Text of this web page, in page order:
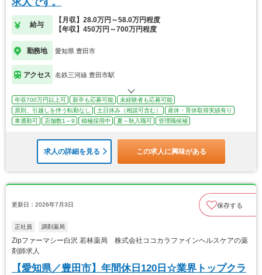
給与
【月収】28.0万円～58.0万円程度
【年収】450万円～700万円程度
勤務地 愛知県 豊田市
アクセス 名鉄三河線 豊田市駅
年収700万円以上可 新卒も応募可能
未経験者も応募可能
原則、引越しを伴う転勤なし
土日休み（相談可含む）
産休・育休取得実績有り
車通勤可
店舗数1～9 積極採用中 夏～秋入職可 管理職候補
求人の詳細を見る この求人に興味がある
更新日：2026年7月3日 保存する
正社員 調剤薬局
Zipファーマシー白沢 若林薬局 株式会社ココカラファインヘルスケアの薬
剤師求人
【愛知県／豊田市】年間休日120日☆業界トップクラ